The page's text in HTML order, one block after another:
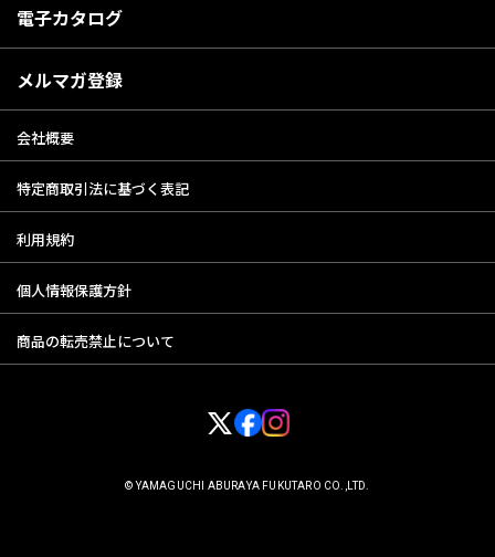
電子カタログ
メルマガ登録
会社概要
特定商取引法に基づく表記
利用規約
個人情報保護方針
商品の転売禁止について
© YAMAGUCHI ABURAYA FUKUTARO CO.,LTD.